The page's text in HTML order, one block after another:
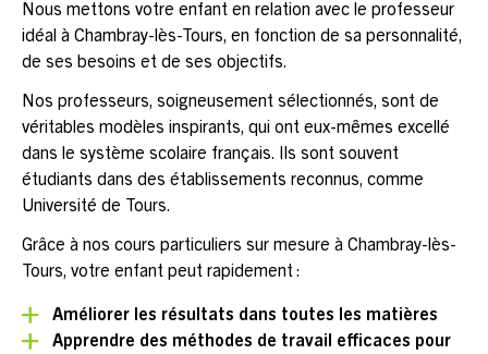
Nous mettons votre enfant en relation avec le professeur
idéal à Chambray-lès-Tours, en fonction de sa personnalité,
de ses besoins et de ses objectifs.
Nos professeurs, soigneusement sélectionnés, sont de
véritables modèles inspirants, qui ont eux-mêmes excellé
dans le système scolaire français. Ils sont souvent
étudiants dans des établissements reconnus, comme
Université de Tours.
Grâce à nos cours particuliers sur mesure à Chambray-lès-
Tours, votre enfant peut rapidement :
Améliorer les résultats dans toutes les matières
Apprendre des méthodes de travail efficaces pour